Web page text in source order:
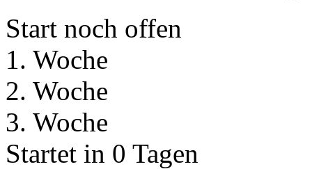
Start noch offen
1. Woche
2. Woche
3. Woche
Startet in 0 Tagen